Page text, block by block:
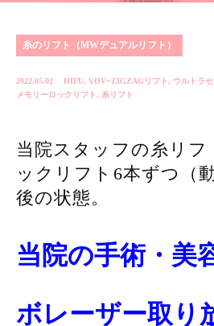
糸のリフト（MWデュアルリフト）
2022.05.02 HIFU, VOV+ZIGZAGリフト, ウルトラ
メモリーロックリフト, 糸リフト
当院スタッフの糸リフ
ックリフト6本ずつ（
後の状態。
当院の手術・美
ボレーザー取り